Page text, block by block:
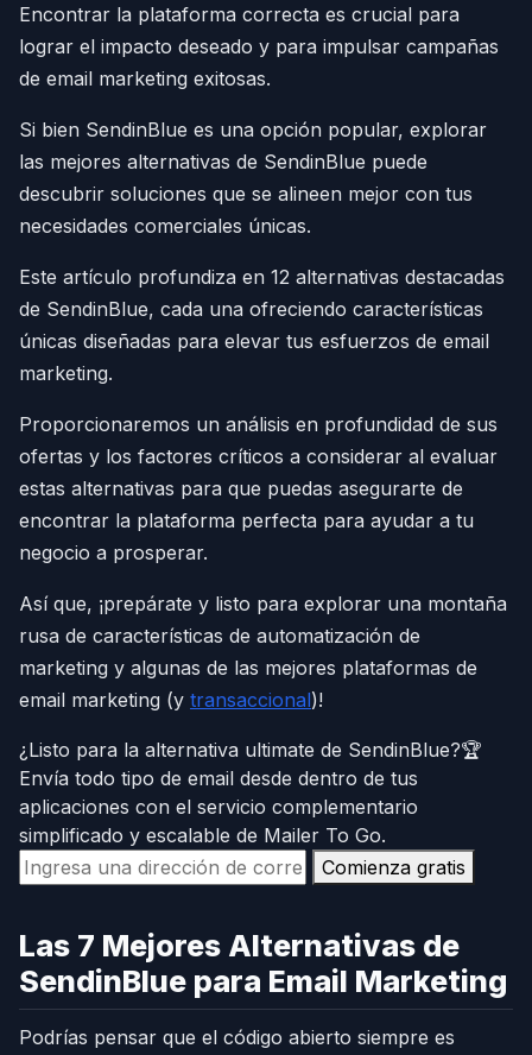
Encontrar la plataforma correcta es crucial para
lograr el impacto deseado y para impulsar campañas
de email marketing exitosas.
Si bien SendinBlue es una opción popular, explorar
las mejores alternativas de SendinBlue puede
descubrir soluciones que se alineen mejor con tus
necesidades comerciales únicas.
Este artículo profundiza en 12 alternativas destacadas
de SendinBlue, cada una ofreciendo características
únicas diseñadas para elevar tus esfuerzos de email
marketing.
Proporcionaremos un análisis en profundidad de sus
ofertas y los factores críticos a considerar al evaluar
estas alternativas para que puedas asegurarte de
encontrar la plataforma perfecta para ayudar a tu
negocio a prosperar.
Así que, ¡prepárate y listo para explorar una montaña
rusa de características de automatización de
marketing y algunas de las mejores plataformas de
email marketing (y transaccional)!
¿Listo para la alternativa ultimate de SendinBlue?🏆
Envía todo tipo de email desde dentro de tus
aplicaciones con el servicio complementario
simplificado y escalable de Mailer To Go.
Comienza gratis
Las 7 Mejores Alternativas de
SendinBlue para Email Marketing
Podrías pensar que el código abierto siempre es